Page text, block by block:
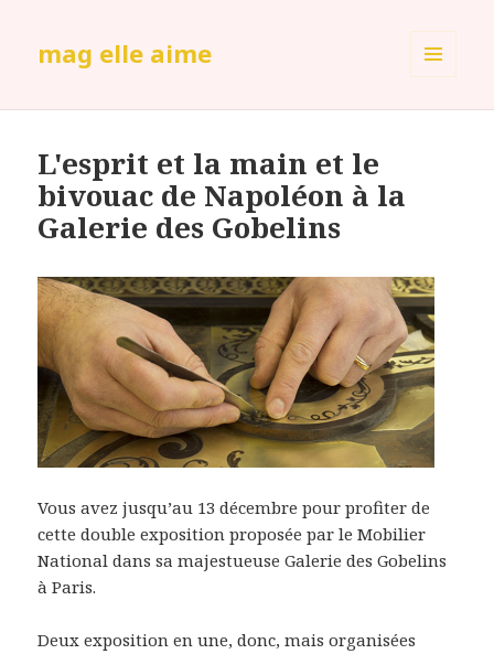
mag elle aime
L'esprit et la main et le
bivouac de Napoléon à la
Galerie des Gobelins
Vous avez jusqu’au 13 décembre pour profiter de
cette double exposition proposée par le Mobilier
National dans sa majestueuse Galerie des Gobelins
à Paris.
Deux exposition en une, donc, mais organisées